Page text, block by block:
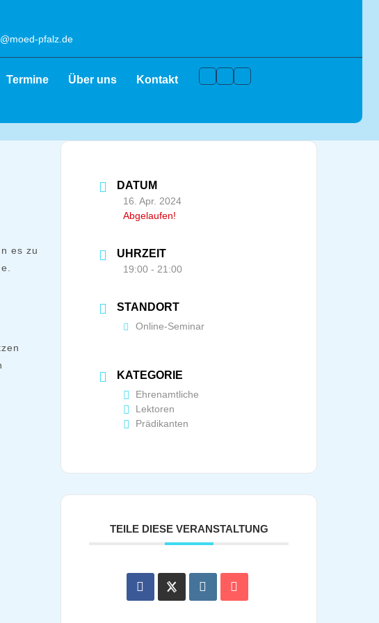
pfalz.de
Termine Über uns Kontakt Facebook
Instagram
Youtube
es zu
DATUM
16. Apr. 2024
Abgelaufen!
UHRZEIT
19:00 - 21:00
STANDORT
Online-Seminar
KATEGORIE
Ehrenamtliche
Lektoren
Prädikanten
TEILE DIESE VERANSTALTUNG